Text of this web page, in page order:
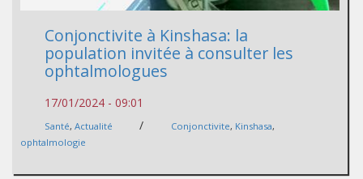
Conjonctivite à Kinshasa: la
population invitée à consulter les
ophtalmologues
17/01/2024 - 09:01
Santé, Actualité / Conjonctivite, Kinshasa,
ophtalmologie